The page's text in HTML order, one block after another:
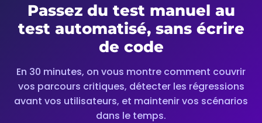
Passez du test manuel au
test automatisé, sans écrire
de code
En 30 minutes, on vous montre comment couvrir
vos parcours critiques, détecter les régressions
avant vos utilisateurs, et maintenir vos scénarios
dans le temps.